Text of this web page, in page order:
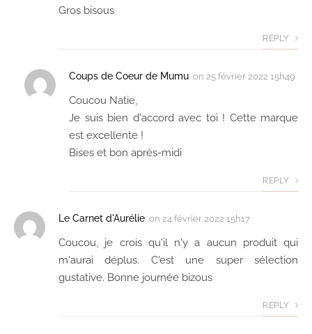
Gros bisous
REPLY
Coups de Coeur de Mumu on 25 février 2022 15h49
Coucou Natie,
Je suis bien d'accord avec toi ! Cette marque
est excellente !
Bises et bon après-midi
REPLY
Le Carnet d'Aurélie on 24 février 2022 15h17
Coucou, je crois qu'il n'y a aucun produit qui
m'aurai déplus. C'est une super sélection
gustative. Bonne journée bizous
REPLY